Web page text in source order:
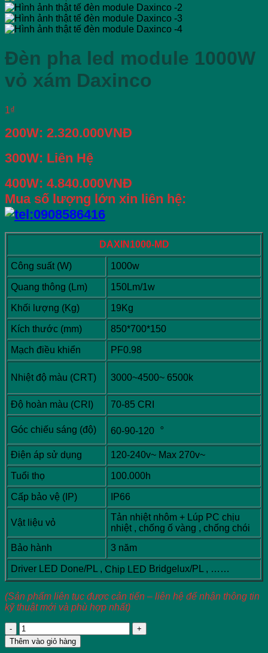
Đèn pha led module 1000W
vỏ xám Daxinco
1₫
200W: 2.320.000VNĐ
300W: Liên Hệ
400W: 4.840.000VNĐ
Mua số lượng lớn xin liên hệ:
DAXIN1000-MD
Công suất (W) 1000w
Quang thông (Lm) 150Lm/1w
Khối lượng (Kg) 19Kg
Kích thước (mm) 850*700*150
Mạch điều khiển PF0.98
Nhiệt độ màu (CRT) 3000~4500~ 6500k
Độ hoàn màu (CRI) 70-85 CRI
Góc chiếu sáng (độ) 60-90-120︒
Điện áp sử dụng 120-240v~ Max 270v~
Tuổi thọ 100.000h
Cấp bảo vệ (IP) IP66
Vật liệu vỏ
Tản nhiệt nhôm + Lúp PC chịu
nhiệt , chống ố vàng , chống chói
Bảo hành
3 năm
Driver LED Done/PL , Chip LED Bridgelux/PL , ……
(Sản phẩm liên tục được cản tiến – liên hệ để nhận thông tin
kỹ thuật mới và phù hợp nhất)
Đèn
pha
led
Thêm vào giỏ hàng